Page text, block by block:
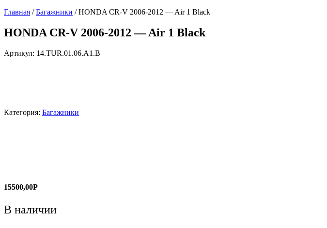
Главная /Багажники / HONDA CR-V 2006-2012 — Air 1 Black
HONDA CR-V 2006-2012 — Air 1 Black
Артикул: 14.TUR.01.06.A1.B
Категория: Багажники
15500,00Р
В наличии